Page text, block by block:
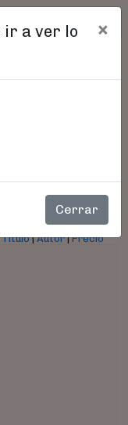
ir a ver lo
×
Cerrar
Título|Autor|Precio